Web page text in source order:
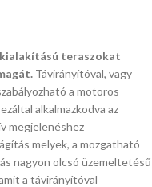
teraszokat
Távirányítóval, vagy
a motoros
alkalmazkodva az
megjelenéshez
melyek, a mozgatható
nagyon olcsó üzemeltetésű
a távirányítóval